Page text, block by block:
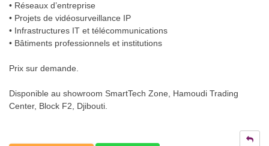
• Réseaux d’entreprise
• Projets de vidéosurveillance IP
• Infrastructures IT et télécommunications
• Bâtiments professionnels et institutions
Prix sur demande.
Disponible au showroom SmartTech Zone, Hamoudi Trading
Center, Block F2, Djibouti.